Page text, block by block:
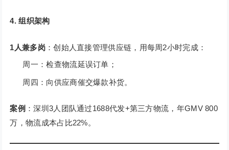
4. 组织架构
1人兼多岗：创始人直接管理供应链，用每周2小时完成：
周一：检查物流延误订单；
周四：向供应商催交爆款补货。
案例 ：深圳3人团队通过1688代发+第三方物流，年GMV 800
万，物流成本占比22%。